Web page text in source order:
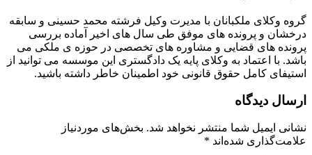
گروه وکلای ملکبانان با مدیرت وکیل فرشته محمد حسینی و سابقه
درخشان و پرونده های موفق طی سال های اخیر آماده بررسی
پرونده های قضایی و مشاوره های تخصصی در حوزه ی ملکی می
باشد. با اعتماد به وکلای پایه یک دادگستری این موسسه می توانید از
استیفای کامل حقوق قانونی خود اطمینان خاطر داشته باشید.
ارسال دیدگاه
نشانی ایمیل شما منتشر نخواهد شد. بخش‌های موردنیاز
علامت‌گذاری شده‌اند *